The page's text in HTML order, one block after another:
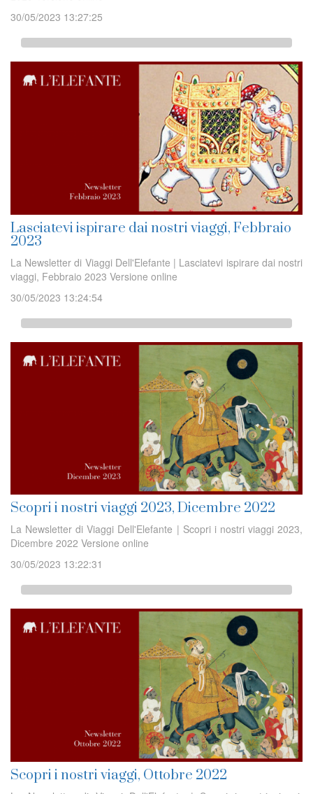
30/05/2023 13:27:25
Lasciatevi ispirare dai nostri viaggi, Febbraio
2023
La Newsletter di Viaggi Dell'Elefante | Lasciatevi ispirare dai nostri
viaggi, Febbraio 2023 Versione online
30/05/2023 13:24:54
Scopri i nostri viaggi 2023, Dicembre 2022
La Newsletter di Viaggi Dell'Elefante | Scopri i nostri viaggi 2023,
Dicembre 2022 Versione online
30/05/2023 13:22:31
Scopri i nostri viaggi, Ottobre 2022